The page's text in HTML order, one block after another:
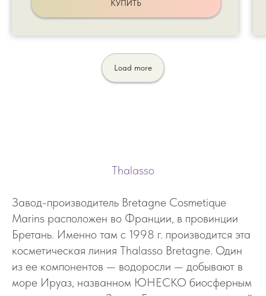
КУПИТЬ
Load more
Thalasso
Завод-производитель Bretagne Cosmetique
Marins расположен во Франции, в провинции
Бретань. Именно там с 1998 г. производится эта
косметическая линия Thalasso Bretagne. Один
из ее компонентов — водоросли — добывают в
море Ируаз, названном ЮНЕСКО биосферным